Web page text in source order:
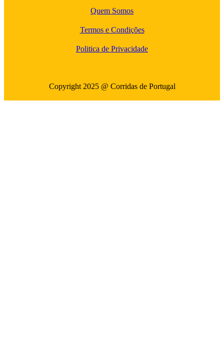
Quem Somos
Termos e Condições
Politica de Privacidade
Copyright 2025 @ Corridas de Portugal